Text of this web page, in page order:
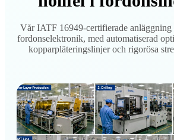
Vår IATF 16949-certifierade
fordonselektronik, med automatiserad
kopparpläteringslinjer och rigorösa